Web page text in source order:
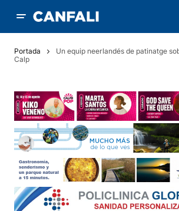
Portada
Un equip neerlandés de patinatge
Calp